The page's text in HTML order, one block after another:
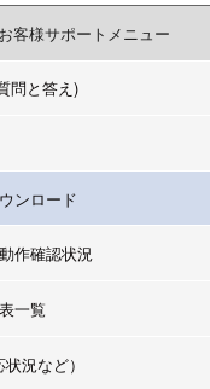
様サポートメニュー
問と答え)
ンロード
作確認状況
一覧
況など）